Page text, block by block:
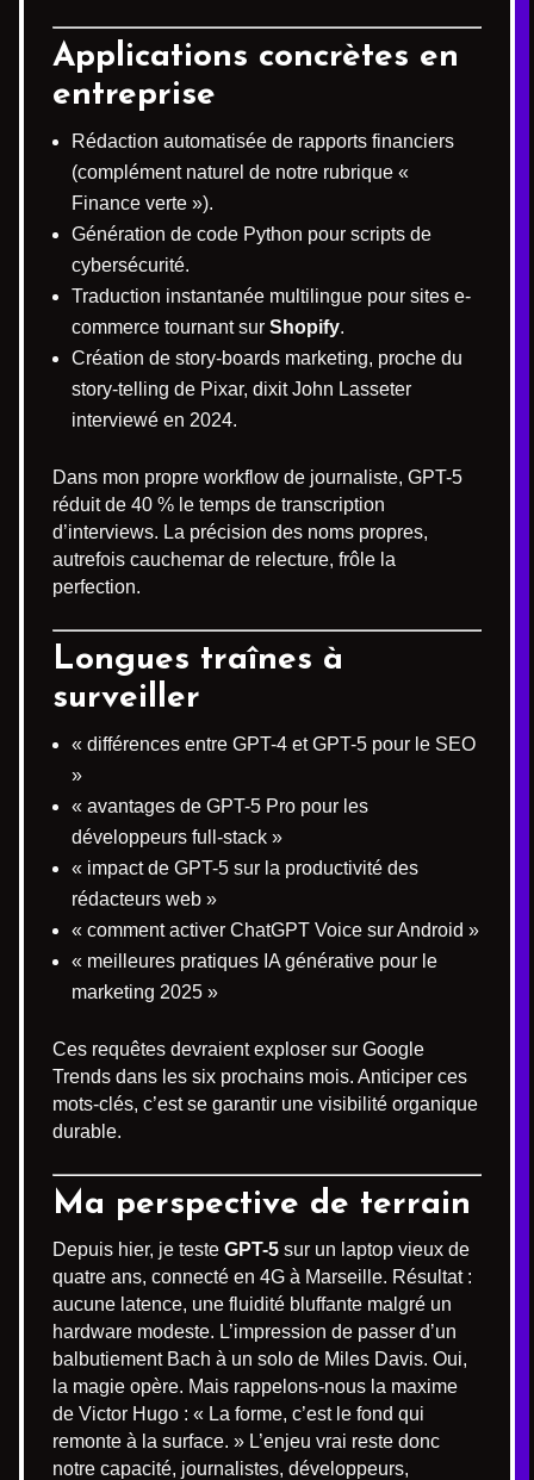
Applications concrètes en
entreprise
Rédaction automatisée de rapports financiers
(complément naturel de notre rubrique «
Finance verte »).
Génération de code Python pour scripts de
cybersécurité.
Traduction instantanée multilingue pour sites e-
commerce tournant sur Shopify.
Création de story-boards marketing, proche du
story-telling de Pixar, dixit John Lasseter
interviewé en 2024.
Dans mon propre workflow de journaliste, GPT-5
réduit de 40 % le temps de transcription
d’interviews. La précision des noms propres,
autrefois cauchemar de relecture, frôle la
perfection.
Longues traînes à
surveiller
« différences entre GPT-4 et GPT-5 pour le SEO
»
« avantages de GPT-5 Pro pour les
développeurs full-stack »
« impact de GPT-5 sur la productivité des
rédacteurs web »
« comment activer ChatGPT Voice sur Android »
« meilleures pratiques IA générative pour le
marketing 2025 »
Ces requêtes devraient exploser sur Google
Trends dans les six prochains mois. Anticiper ces
mots-clés, c’est se garantir une visibilité organique
durable.
Ma perspective de terrain
Depuis hier, je teste GPT-5 sur un laptop vieux de
quatre ans, connecté en 4G à Marseille. Résultat :
aucune latence, une fluidité bluffante malgré un
hardware modeste. L’impression de passer d’un
balbutiement Bach à un solo de Miles Davis. Oui,
la magie opère. Mais rappelons-nous la maxime
de Victor Hugo : « La forme, c’est le fond qui
remonte à la surface. » L’enjeu vrai reste donc
notre capacité, journalistes, développeurs,